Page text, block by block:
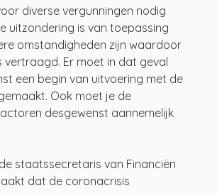
diverse vergunningen nodig
uitzondering is van toepassing
omstandigheden zijn waardoor
vertraagd. Er moet in dat geval
een begin van uitvoering met de
Ook moet je de
desgewenst aannemelijk
staatssecretaris van Financiën
dat de coronacrisis